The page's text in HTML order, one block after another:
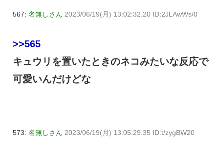
567: 名無しさん 2023/06/19(月) 13:02:32.20 ID:2JLAwWs/0
>>565
キュウリを置いたときのネコみたいな反応で
可愛いんだけどな
573: 名無しさん 2023/06/19(月) 13:05:29.35 ID:t/zygBW20